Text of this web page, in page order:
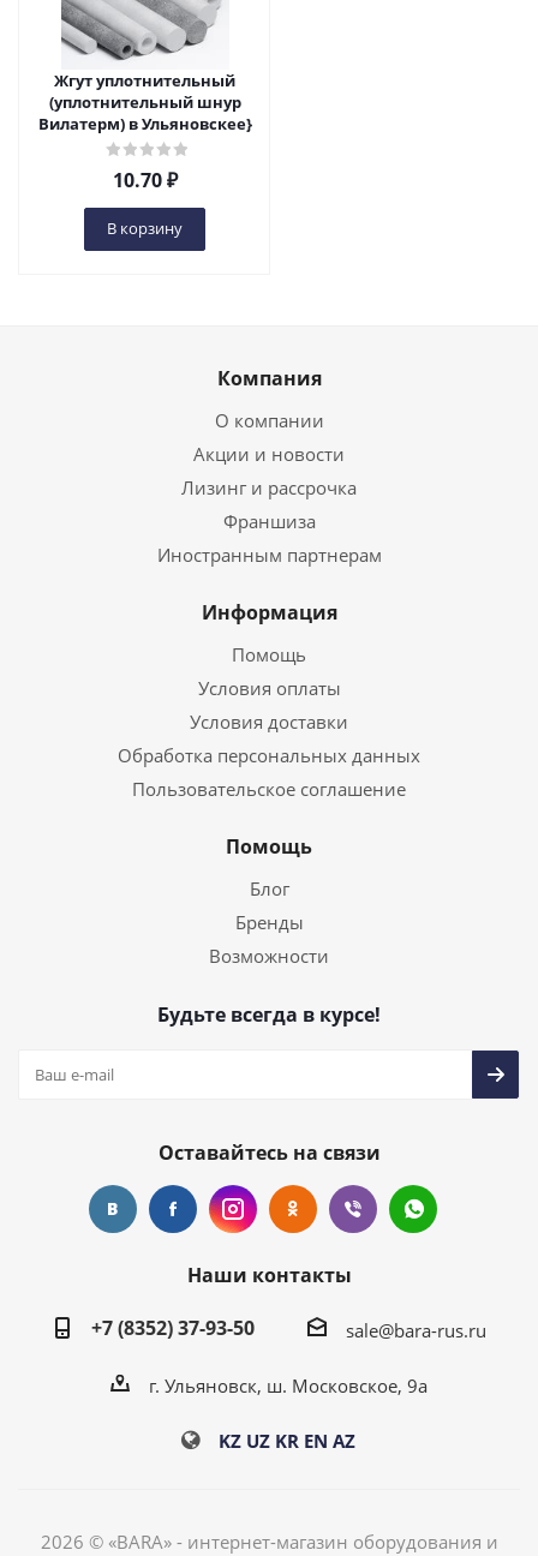
Жгут уплотнительный
(уплотнительный шнур
Вилатерм) в Ульяновскеe}
10.70₽
В корзину
Компания
О компании
Акции и новости
Лизинг и рассрочка
Франшиза
Иностранным партнерам
Информация
Помощь
Условия оплаты
Условия доставки
Обработка персональных данных
Пользовательское соглашение
Помощь
Блог
Бренды
Возможности
Будьте всегда в курсе!
Оставайтесь на связи
Наши контакты
+7 (8352) 37-93-50
sale@bara-rus.ru
г. Ульяновск, ш. Московское, 9а
KZ UZ KR EN AZ
2026 © «BARA» - интернет-магазин оборудования и